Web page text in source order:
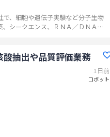
、細胞や遺伝子実験など分子生物
シークエンス、ＲＮＡ／ＤＮＡ抽
胞実験 ・動物実験の補助業
成業務 ＊９月下旬～開始予定
抽出や品質評価業務
1日前
コボット